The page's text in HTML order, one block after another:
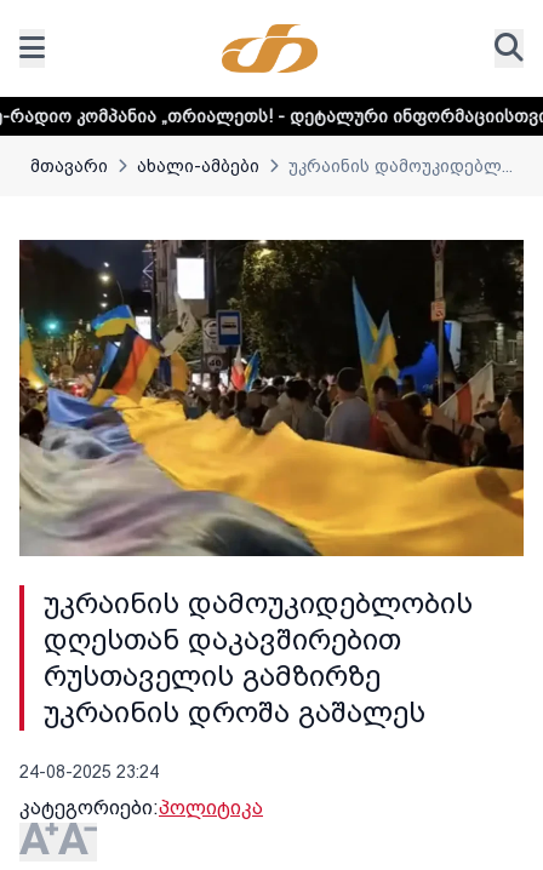
„თრიალეთს! - დეტალური ინფორმაციისთვის დააკლიკეთ
მთავარი ახალი-ამბები უკრაინის დამოუკიდებლ...
უკრაინის დამოუკიდებლობის
დღესთან დაკავშირებით
რუსთაველის გამზირზე
უკრაინის დროშა გაშალეს
24-08-2025 23:24
კატეგორიები:პოლიტიკა